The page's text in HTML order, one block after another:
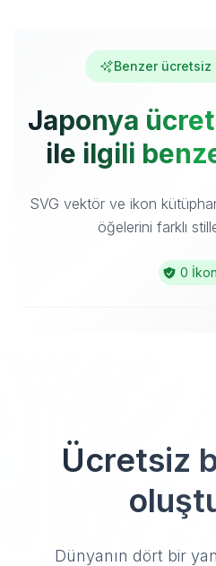
Benzer ücretsiz
Japonya
ile ilgili
SVG vektör ve ikon
öğelerini farklı
0
Ücretsiz
Dünyanın dört bir